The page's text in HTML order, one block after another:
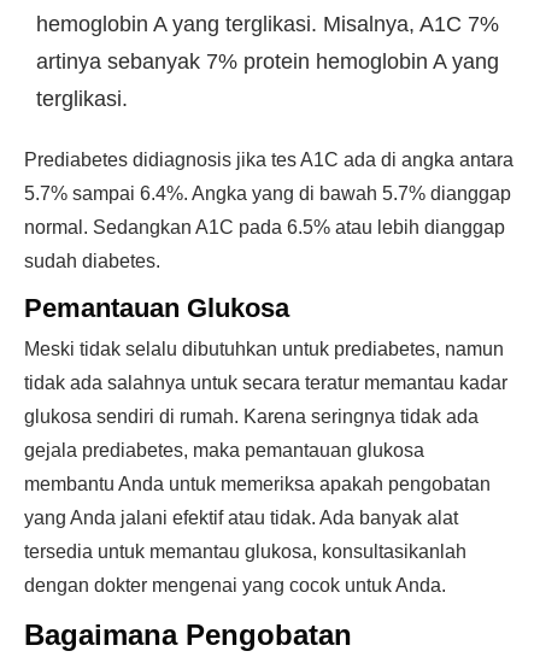
hemoglobin A yang terglikasi. Misalnya, A1C 7%
artinya sebanyak 7% protein hemoglobin A yang
terglikasi.
Prediabetes didiagnosis jika tes A1C ada di angka antara
5.7% sampai 6.4%. Angka yang di bawah 5.7% dianggap
normal. Sedangkan A1C pada 6.5% atau lebih dianggap
sudah diabetes.
Pemantauan Glukosa
Meski tidak selalu dibutuhkan untuk prediabetes, namun
tidak ada salahnya untuk secara teratur memantau kadar
glukosa sendiri di rumah. Karena seringnya tidak ada
gejala prediabetes, maka pemantauan glukosa
membantu Anda untuk memeriksa apakah pengobatan
yang Anda jalani efektif atau tidak. Ada banyak alat
tersedia untuk memantau glukosa, konsultasikanlah
dengan dokter mengenai yang cocok untuk Anda.
Bagaimana Pengobatan